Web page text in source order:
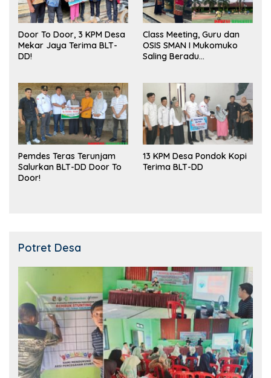
Door To Door, 3 KPM Desa
Mekar Jaya Terima BLT-
DD!
Class Meeting, Guru dan
OSIS SMAN I Mukomuko
Saling Beradu
Pemdes Teras Terunjam
Salurkan BLT-DD Door To
Door!
13 KPM Desa Pondok Kopi
Terima BLT-DD
Potret Desa